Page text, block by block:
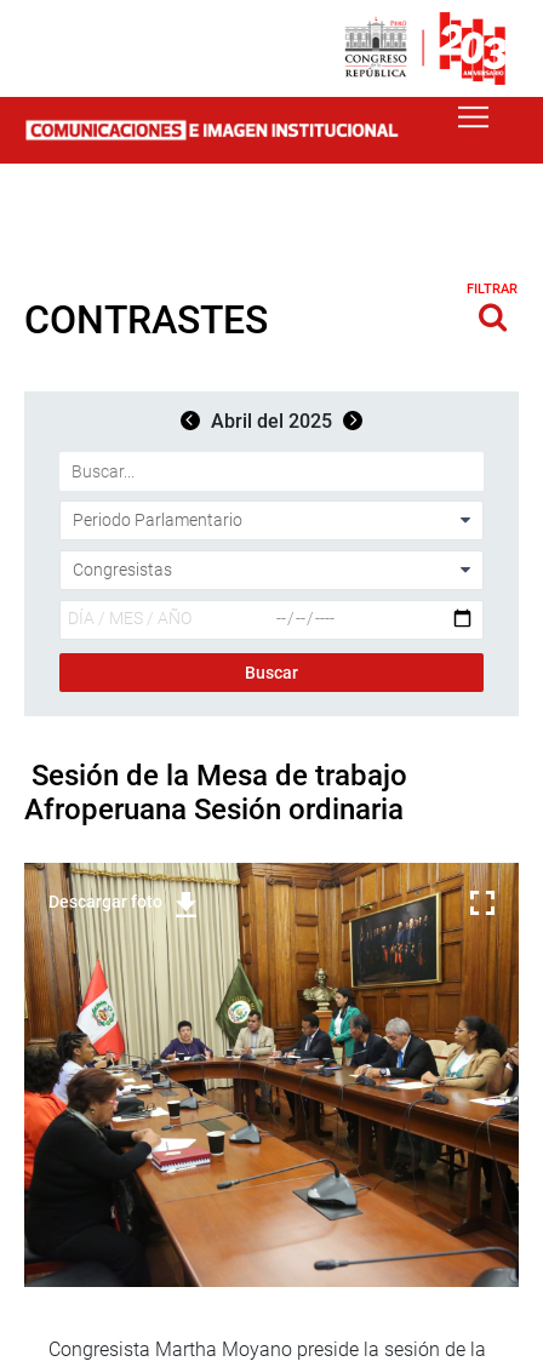
CONTRASTES
FILTRAR
Abril del 2025
Sesión de la Mesa de trabajo
Afroperuana Sesión ordinaria
Descargar foto
Congresista Martha Moyano preside la sesión de la